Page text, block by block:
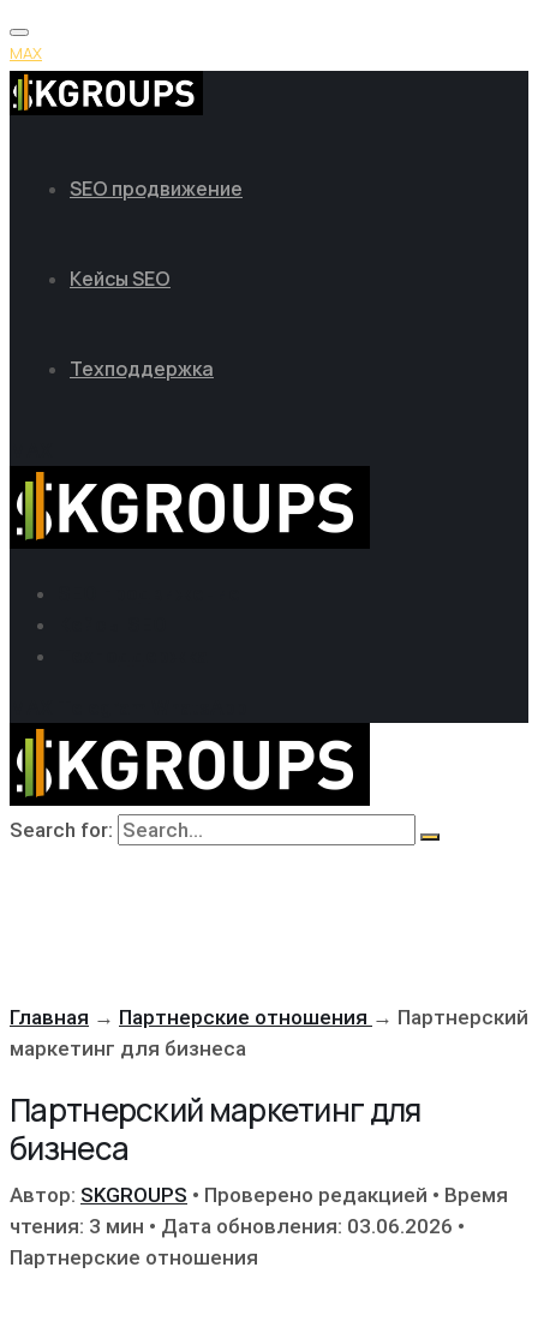
MAX
SEO продвижение
Кейсы SEO
Техподдержка
Search for:
Главная → Партнерские отношения → Партнерский
маркетинг для бизнеса
Партнерский маркетинг для
бизнеса
Автор: SKGROUPS • Проверено редакцией • Время
чтения: 3 мин • Дата обновления: 03.06.2026 •
Партнерские отношения